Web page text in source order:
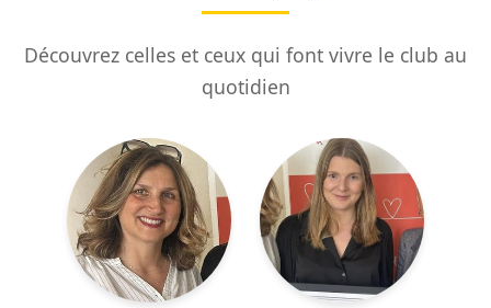
Découvrez celles et ceux qui font vivre le club au
quotidien